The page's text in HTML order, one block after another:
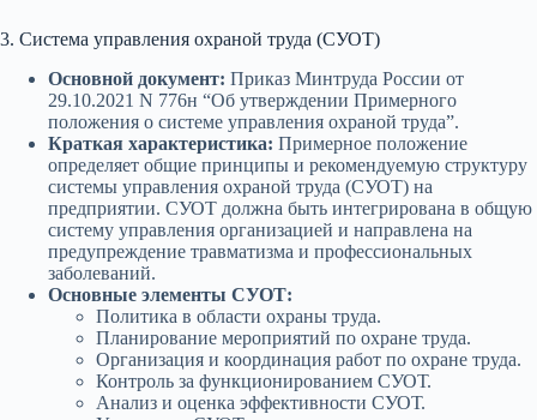
3. Система управления охраной труда (СУОТ)
Основной документ: Приказ Минтруда России от
29.10.2021 N 776н “Об утверждении Примерного
положения о системе управления охраной труда”.
Краткая характеристика: Примерное положение
определяет общие принципы и рекомендуемую структуру
системы управления охраной труда (СУОТ) на
предприятии. СУОТ должна быть интегрирована в общую
систему управления организацией и направлена на
предупреждение травматизма и профессиональных
заболеваний.
Основные элементы СУОТ:
Политика в области охраны труда.
Планирование мероприятий по охране труда.
Организация и координация работ по охране труда.
Контроль за функционированием СУОТ.
Анализ и оценка эффективности СУОТ.